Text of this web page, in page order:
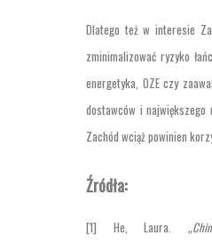
Dlatego też w interesie
zminimalizować ryzyko
energetyka, OZE czy
dostawców i
Zachód wciąż powinien
Źródła:
[1] He, Laura.